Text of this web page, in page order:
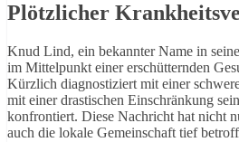
Plötzlicher
Knud Lind, ein bekannter Name in
im Mittelpunkt einer erschütternden
Kürzlich diagnostiziert mit einer
mit einer drastischen Einschränkung
konfrontiert. Diese Nachricht hat nicht
auch die lokale Gemeinschaft tief